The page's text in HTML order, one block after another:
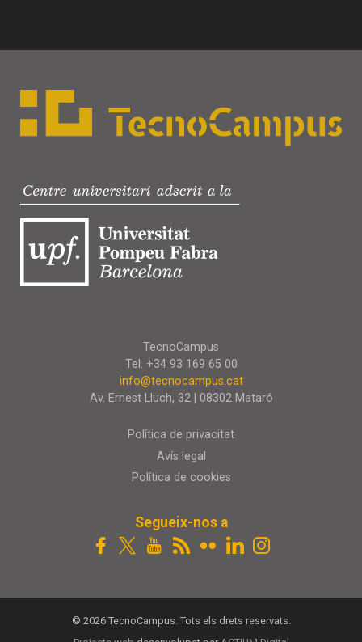
TecnoCampus
Tel. +34 93 169 65 00
info@tecnocampus.cat
Av. Ernest Lluch, 32 | 08302 Mataró
Política de privacitat
Avís legal
Política de cookies
Segueix-nos a
© 2026 TecnoCampus. Tots els drets reservats.